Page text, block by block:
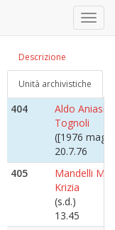
Fotografico
Descrizione
Unità archivistiche
([1979
19.26.17
Tognoli
(s.d.)
20.7.75
404
Aldo Aniasi,
Tognoli
([1976
20.7.76
405
Mandelli
Krizia
(s.d.)
13.45